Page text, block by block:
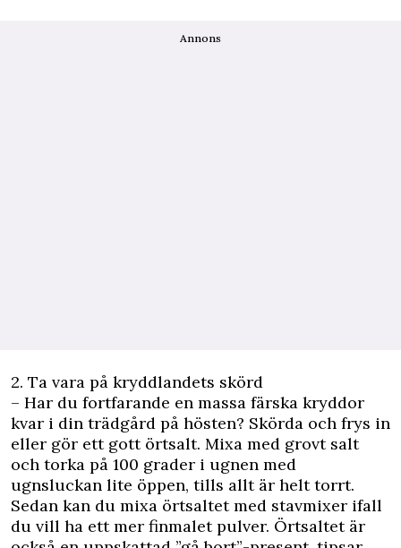
Annons
2. Ta vara på kryddlandets skörd
– Har du fortfarande en massa färska kryddor
kvar i din trädgård på hösten? Skörda och frys in
eller gör ett gott örtsalt. Mixa med grovt salt
och torka på 100 grader i ugnen med
ugnsluckan lite öppen, tills allt är helt torrt.
Sedan kan du mixa örtsaltet med stavmixer ifall
du vill ha ett mer finmalet pulver. Örtsaltet är